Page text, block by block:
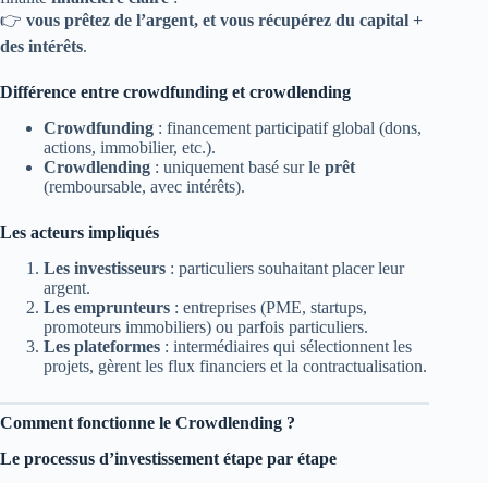
👉 vous prêtez de l’argent, et vous récupérez du capital +
des intérêts.
Différence entre crowdfunding et crowdlending
Crowdfunding : financement participatif global (dons,
actions, immobilier, etc.).
Crowdlending : uniquement basé sur le prêt
(remboursable, avec intérêts).
Les acteurs impliqués
Les investisseurs : particuliers souhaitant placer leur
argent.
Les emprunteurs : entreprises (PME, startups,
promoteurs immobiliers) ou parfois particuliers.
Les plateformes : intermédiaires qui sélectionnent les
projets, gèrent les flux financiers et la contractualisation.
Comment fonctionne le Crowdlending ?
Le processus d’investissement étape par étape